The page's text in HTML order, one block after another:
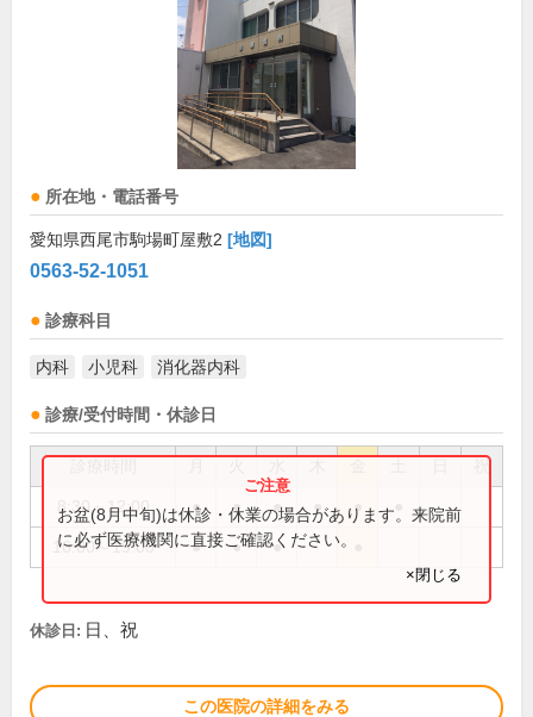
所在地・電話番号
愛知県西尾市駒場町屋敷2 [地図]
0563-52-1051
診療科目
内科 小児科 消化器内科
診療/受付時間・休診日
祝
8:30～12:00 ● ● ● ● ●
16:00～19:00 ● ● ●
お盆(8月中旬)は休診・休業の場合があります。来院前
に必ず医療機関に直接ご確認ください。
×閉じる
休診日: 日、祝
この医院の詳細をみる